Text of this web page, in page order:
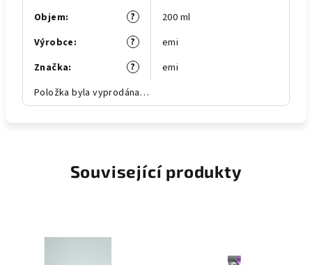
?
Objem:
200 ml
?
Výrobce:
emi
?
Značka:
emi
Položka byla vyprodána…
Související produkty